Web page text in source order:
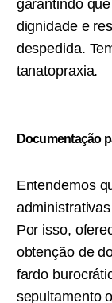
garantindo
dignidade e
despedida.
tanatopraxia.
Documentação
Entendemos
Por isso,
obtenção de
fardo
sepultamento